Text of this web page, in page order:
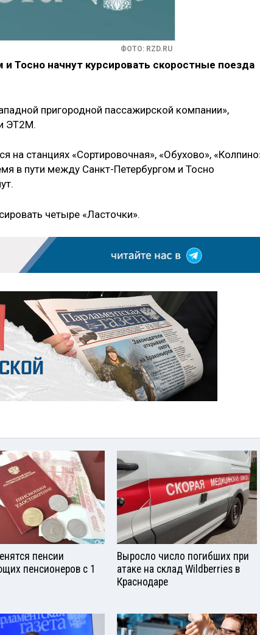
ФОТО: RZD.RU
Тосно начнут курсировать скоростные поезда
пригородной пассажирской компании»,
ЭТ2М.
на станциях «Сортировочная», «Обухово»,
в пути между Санкт-Петербургом и Тосно
четыре «Ласточки».
пенсии
пенсионеров с 1
Выросло число погибших при
атаке на склад Wildberries в
Краснодаре